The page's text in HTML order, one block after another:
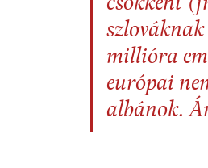
millióra
európai
albánok.